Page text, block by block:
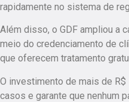
rapidamente no sistema de
Além disso, o GDF ampliou a
meio do credenciamento de
que oferecem tratamento
O investimento de mais de
casos e garante que nenhum